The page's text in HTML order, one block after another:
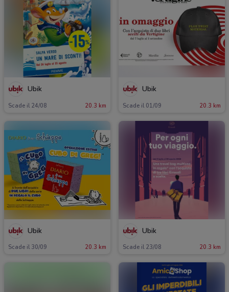
Ubik
Scade il 24/08 20.3 km
Ubik
Scade il 01/09 20.3 km
Ubik
Scade il 30/09 20.3 km
Ubik
Scade il 23/08 20.3 km